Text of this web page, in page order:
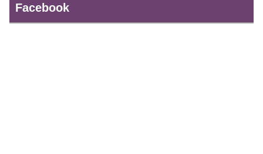
Facebook